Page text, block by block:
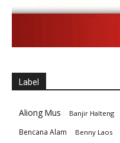
Label
Aliong Mus Banjir Halteng
Bencana Alam Benny Laos